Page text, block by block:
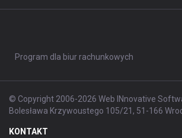
Program dla biur rachunkowych
© Copyright 2006-2026 Web INnovative
Bolesława Krzywoustego 105/21, 51-166
KONTAKT